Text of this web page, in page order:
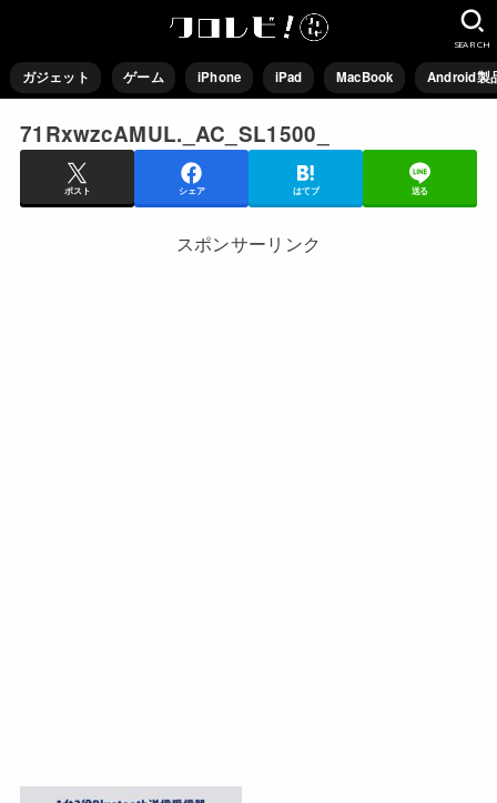
ガジェット ゲーム iPhone iPad MacBook Android製
SEARCH
71RxwzcAMUL._AC_SL1500_
ポスト シェア はてブ 送る
スポンサーリンク